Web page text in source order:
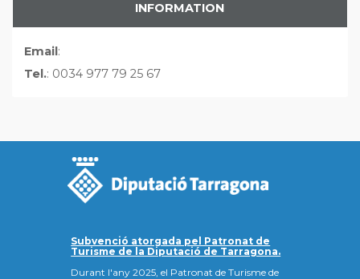
INFORMATION
Email:
Tel.: 0034 977 79 25 67
Subvenció atorgada pel Patronat de
Turisme de la Diputació de Tarragona.
Durant l'any 2025, el Patronat de Turisme de